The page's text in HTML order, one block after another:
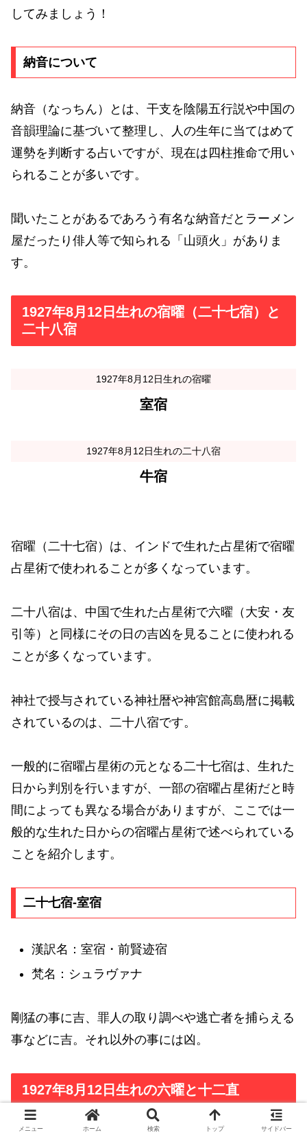
してみましょう！
納音について
納音（なっちん）とは、干支を陰陽五行説や中国の
音韻理論に基づいて整理し、人の生年に当てはめて
運勢を判断する占いですが、現在は四柱推命で用い
られることが多いです。
聞いたことがあるであろう有名な納音だとラーメン
屋だったり俳人等で知られる「山頭火」がありま
す。
1927年8月12日生れの宿曜（二十七宿）と
二十八宿
1927年8月12日生れの宿曜
室宿
1927年8月12日生れの二十八宿
牛宿
宿曜（二十七宿）は、インドで生れた占星術で宿曜
占星術で使われることが多くなっています。
二十八宿は、中国で生れた占星術で六曜（大安・友
引等）と同様にその日の吉凶を見ることに使われる
ことが多くなっています。
神社で授与されている神社暦や神宮館高島暦に掲載
されているのは、二十八宿です。
一般的に宿曜占星術の元となる二十七宿は、生れた
日から判別を行いますが、一部の宿曜占星術だと時
間によっても異なる場合がありますが、ここでは一
般的な生れた日からの宿曜占星術で述べられている
ことを紹介します。
二十七宿-室宿
漢訳名：室宿・前賢迹宿
梵名：シュラヴァナ
剛猛の事に吉、罪人の取り調べや逃亡者を捕らえる
事などに吉。それ以外の事には凶。
1927年8月12日生れの六曜と十二直
メニュー ホーム 検索 トップ サイドバー